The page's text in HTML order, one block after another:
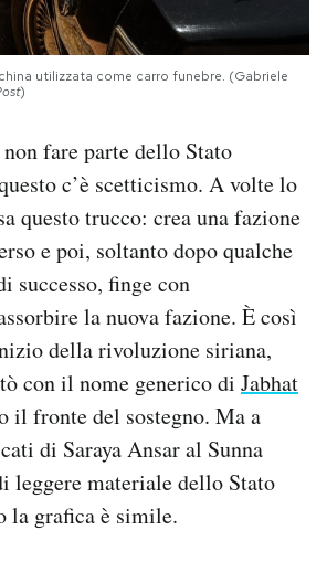
utilizzata come carro funebre. (Gabriele
)
fare parte dello Stato
c’è scetticismo. A volte lo
questo trucco: crea una fazione
e poi, soltanto dopo qualche
successo, finge con
la nuova fazione. È così
della rivoluzione siriana,
con il nome generico di Jabhat
il fronte del sostegno. Ma a
di Saraya Ansar al Sunna
leggere materiale dello Stato
la grafica è simile.